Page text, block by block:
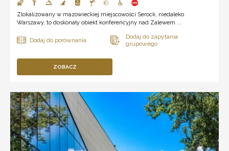
Zlokalizowany w mazowieckiej miejscowości Serock, niedaleko
Warszawy, to doskonały obiekt konferencyjny nad Zalewem ...
ZOBACZ